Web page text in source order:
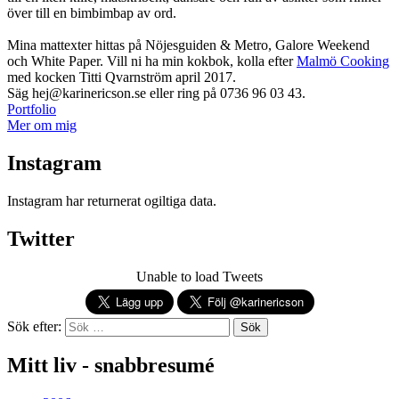
över till en bimbimbap av ord.
Mina mattexter hittas på Nöjesguiden & Metro, Galore Weekend
och White Paper. Vill ni ha min kokbok, kolla efterMalmö Cooking
med kocken Titti Qvarnström april 2017.
Säg hej@karinericson.se eller ring på 0736 96 03 43.
Portfolio
Mer om mig
Instagram
Instagram har returnerat ogiltiga data.
Twitter
Unable to load Tweets
Sök efter:
Mitt liv - snabbresumé